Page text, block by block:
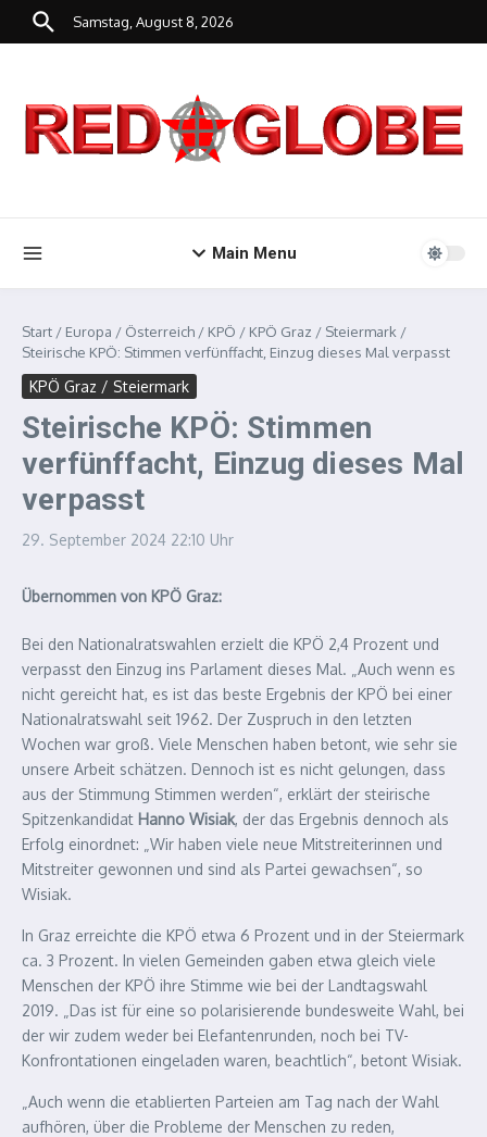
Zum Inhalt springen
Samstag, August 8, 2026
Main Menu
Start / Europa / Österreich / KPÖ / KPÖ Graz / Steiermark /
Steirische KPÖ: Stimmen verfünffacht, Einzug dieses Mal verpasst
KPÖ Graz / Steiermark
Steirische KPÖ: Stimmen
verfünffacht, Einzug dieses Mal
verpasst
29. September 2024 22:10 Uhr
Übernommen von KPÖ Graz:
Bei den Nationalratswahlen erzielt die KPÖ 2,4 Prozent und
verpasst den Einzug ins Parlament dieses Mal. „Auch wenn es
nicht gereicht hat, es ist das beste Ergebnis der KPÖ bei einer
Nationalratswahl seit 1962. Der Zuspruch in den letzten
Wochen war groß. Viele Menschen haben betont, wie sehr sie
unsere Arbeit schätzen. Dennoch ist es nicht gelungen, dass
aus der Stimmung Stimmen werden“, erklärt der steirische
Spitzenkandidat Hanno Wisiak, der das Ergebnis dennoch als
Erfolg einordnet: „Wir haben viele neue Mitstreiterinnen und
Mitstreiter gewonnen und sind als Partei gewachsen“, so
Wisiak.
In Graz erreichte die KPÖ etwa 6 Prozent und in der Steiermark
ca. 3 Prozent. In vielen Gemeinden gaben etwa gleich viele
Menschen der KPÖ ihre Stimme wie bei der Landtagswahl
2019. „Das ist für eine so polarisierende bundesweite Wahl, bei
der wir zudem weder bei Elefantenrunden, noch bei TV-
Konfrontationen eingeladen waren, beachtlich“, betont Wisiak.
„Auch wenn die etablierten Parteien am Tag nach der Wahl
aufhören, über die Probleme der Menschen zu reden,